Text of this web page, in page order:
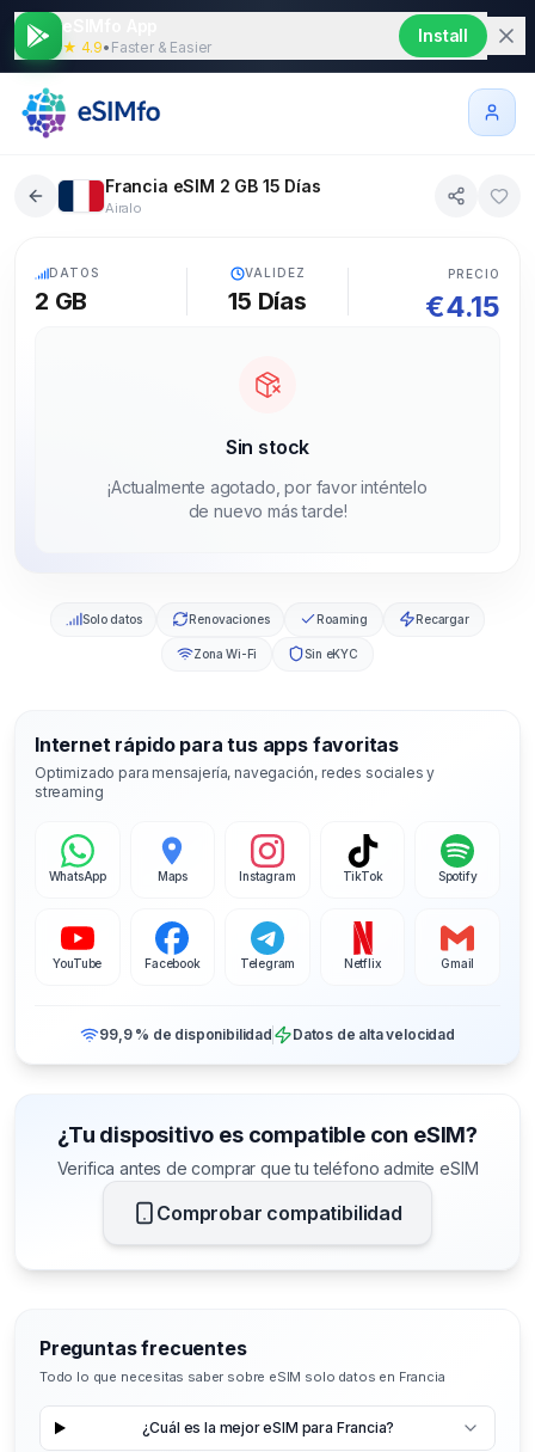
★ 4.9• Faster & Easier
Install
Francia eSIM 2 GB 15 Días
Airalo
DATOS
2 GB
VALIDEZ
15 Días
PRECIO
€4.15
Sin stock
¡Actualmente agotado, por favor inténtelo
de nuevo más tarde!
Solo datos Renovaciones Roaming Recargar
Zona Wi-Fi Sin eKYC
Internet rápido para tus apps favoritas
Optimizado para mensajería, navegación, redes sociales y
streaming
WhatsApp Maps Instagram TikTok Spotify
YouTube Facebook Telegram Netflix Gmail
99,9 % de disponibilidad Datos de alta velocidad
¿Tu dispositivo es compatible con eSIM?
Verifica antes de comprar que tu teléfono admite eSIM
Comprobar compatibilidad
Preguntas frecuentes
Todo lo que necesitas saber sobre eSIM solo datos en Francia
¿Cuál es la mejor eSIM para Francia?